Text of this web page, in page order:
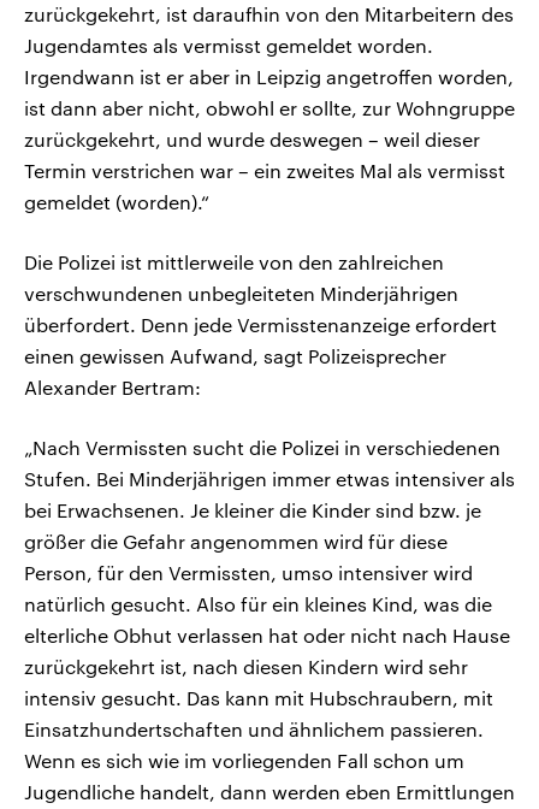
zurückgekehrt, ist daraufhin von den Mitarbeitern des
Jugendamtes als vermisst gemeldet worden.
Irgendwann ist er aber in Leipzig angetroffen worden,
ist dann aber nicht, obwohl er sollte, zur Wohngruppe
zurückgekehrt, und wurde deswegen – weil dieser
Termin verstrichen war – ein zweites Mal als vermisst
gemeldet (worden).“
Die Polizei ist mittlerweile von den zahlreichen
verschwundenen unbegleiteten Minderjährigen
überfordert. Denn jede Vermisstenanzeige erfordert
einen gewissen Aufwand, sagt Polizeisprecher
Alexander Bertram:
„Nach Vermissten sucht die Polizei in verschiedenen
Stufen. Bei Minderjährigen immer etwas intensiver als
bei Erwachsenen. Je kleiner die Kinder sind bzw. je
größer die Gefahr angenommen wird für diese
Person, für den Vermissten, umso intensiver wird
natürlich gesucht. Also für ein kleines Kind, was die
elterliche Obhut verlassen hat oder nicht nach Hause
zurückgekehrt ist, nach diesen Kindern wird sehr
intensiv gesucht. Das kann mit Hubschraubern, mit
Einsatzhundertschaften und ähnlichem passieren.
Wenn es sich wie im vorliegenden Fall schon um
Jugendliche handelt, dann werden eben Ermittlungen